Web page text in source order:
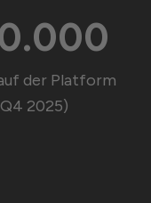
der Platform
2025)